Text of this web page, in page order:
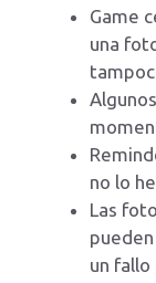
Game
una
no lo
Las
un fallo